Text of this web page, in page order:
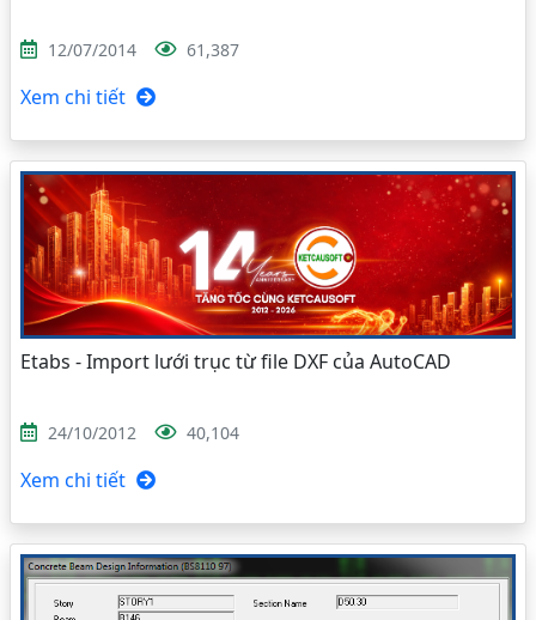
12/07/2014 61,387
Xem chi tiết
Etabs - Import lưới trục từ file DXF của AutoCAD
24/10/2012 40,104
Xem chi tiết